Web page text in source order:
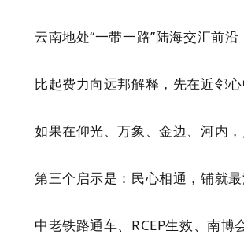
云南地处“一带一路”陆海交汇前
比起费力向远邦解释，先在近邻
如果在仰光、万象、金边、河内
第三个启示是：民心相通，铺就
中老铁路通车、RCEP生效、南